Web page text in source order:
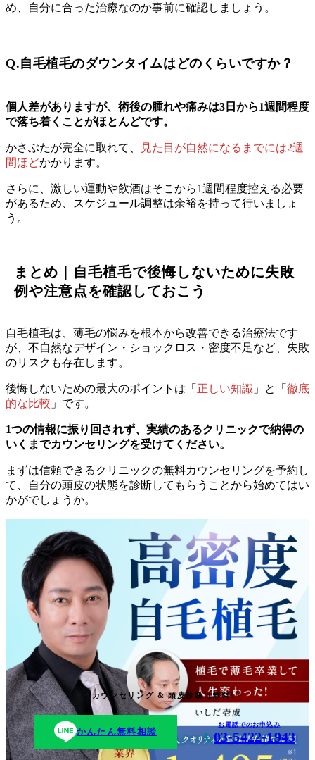
\ カウンセリング & 頭皮診断は無料! /
かんたん無料相談
お電話でのお申込み
03-5422-1943
め、自分に合った治療なのか事前に確認しましょう。
Q.自毛植毛のダウンタイムはどのくらいですか？
個人差がありますが、術後の腫れや痛みは3日から1週間程度
で落ち着くことがほとんどです。
かさぶたが完全に取れて、
見た目が自然になるまでには2週
間ほどかかります。
さらに、激しい運動や飲酒はそこから1週間程度控える必要
があるため、スケジュール調整は余裕を持って行いましょ
う。
まとめ｜自毛植毛で後悔しないために失敗
例や注意点を確認しておこう
自毛植毛は、薄毛の悩みを根本から改善できる治療法です
が、不自然なデザイン・ショックロス・密度不足など、失敗
のリスクも存在します。
後悔しないための最大のポイントは「 正しい知識 」と「 徹底
的な比較 」です。
1つの情報に振り回されず、実績のあるクリニックで納得の
いくまでカウンセリングを受けてください。
まずは信頼できるクリニックの無料カウンセリングを予約し
て、自分の頭皮の状態を診断してもらうことから始めてはい
かがでしょうか。